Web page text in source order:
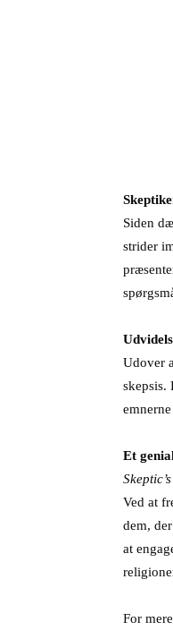
Siden
strider
Udover
skepsis.
Et
Ved at
dem,
at
For